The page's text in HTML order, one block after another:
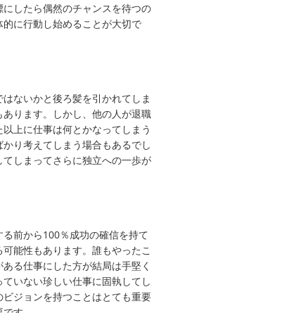
したら偶然のチャンスを待つの
に行動し始めることが大切で
ないかと後ろ髪を引かれてしま
ります。しかし、他の人が退職
上に仕事は何とかなってしまう
り考えてしまう場合もあるでし
しまってさらに独立への一歩が
前から100％成功の確信を持て
能性もあります。誰もやったこ
る仕事にした方が結局は手堅く
いない珍しい仕事に固執してし
ジョンを持つことはとても重要